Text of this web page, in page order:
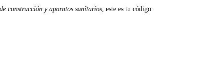
construcción y aparatos sanitarios , este es tu código.